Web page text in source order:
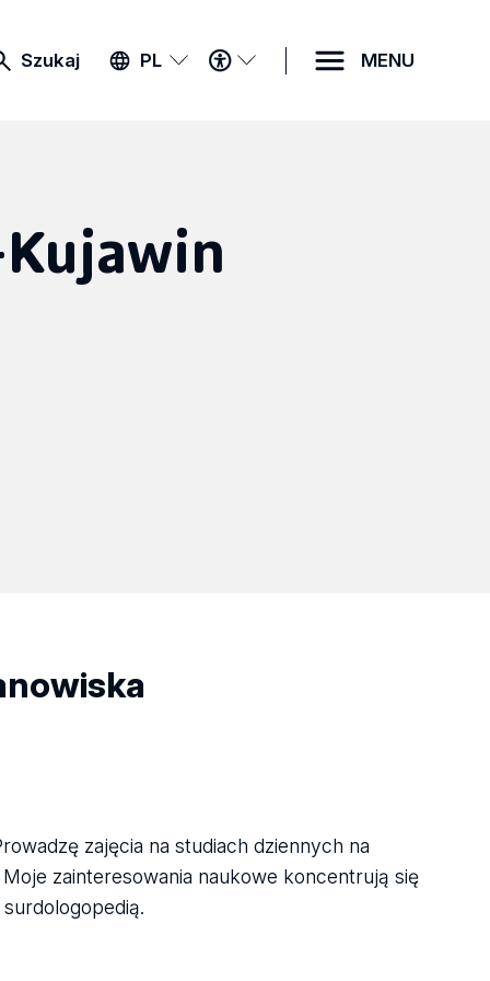
Szukaj PL
MENU
DOSTĘPNOŚCI
MENU
zajęcia na studiach dziennych na
zainteresowania naukowe koncentrują się